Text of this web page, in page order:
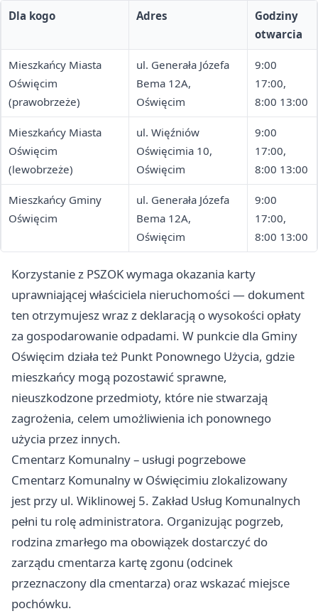
Dla kogo Adres
Godziny
otwarcia
Mieszkańcy Miasta
Oświęcim
(prawobrzeże)
ul. Generała Józefa
Bema 12A,
Oświęcim
9:00
17:00,
8:00 13:00
Mieszkańcy Miasta
Oświęcim
(lewobrzeże)
ul. Więźniów
Oświęcimia 10,
Oświęcim
9:00
17:00,
8:00 13:00
Mieszkańcy Gminy
Oświęcim
ul. Generała Józefa
Bema 12A,
Oświęcim
9:00
17:00,
8:00 13:00
Korzystanie z PSZOK wymaga okazania karty
uprawniającej właściciela nieruchomości — dokument
ten otrzymujesz wraz z deklaracją o wysokości opłaty
za gospodarowanie odpadami. W punkcie dla Gminy
Oświęcim działa też Punkt Ponownego Użycia, gdzie
mieszkańcy mogą pozostawić sprawne,
nieuszkodzone przedmioty, które nie stwarzają
zagrożenia, celem umożliwienia ich ponownego
użycia przez innych.
Cmentarz Komunalny – usługi pogrzebowe
Cmentarz Komunalny w Oświęcimiu zlokalizowany
jest przy ul. Wiklinowej 5. Zakład Usług Komunalnych
pełni tu rolę administratora. Organizując pogrzeb,
rodzina zmarłego ma obowiązek dostarczyć do
zarządu cmentarza kartę zgonu (odcinek
przeznaczony dla cmentarza) oraz wskazać miejsce
pochówku.